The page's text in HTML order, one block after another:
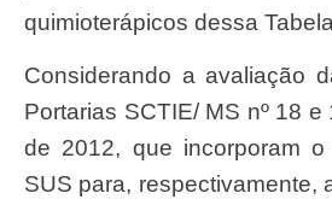
quimioterápicos dessa
Considerando a avaliação da CONITEC e as
Portarias SCTIE/ MS nº 18
de 2012, que incorporam o
SUS para, respectivamente,